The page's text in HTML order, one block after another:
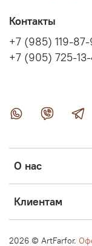
О нас
Клиентам
Контакты
+7 (985) 119-
+7 (905) 725-
2026 © ArtFarfor.